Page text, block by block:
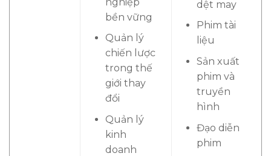
bền vững
Quản lý
chiến lược
trong thế
giới thay
đổi
Quản lý
kinh
doanh
dệt may
Phim tài
liệu
Sản xuất
phim và
truyền
hình
Đạo diễn
phim